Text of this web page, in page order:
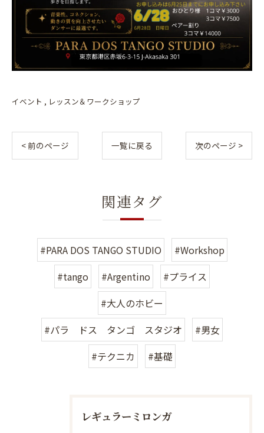
イベント レッスン＆ワークショップ
< 前のページ 一覧に戻る 次のページ >
関連タグ
#PARA DOS TANGO STUDIO
#Workshop
#tango
#Argentino
#プライス
#大人のホビー
#パラ ドス タンゴ スタジオ
#男女
#テクニカ
#基礎
レギュラーミロンガ